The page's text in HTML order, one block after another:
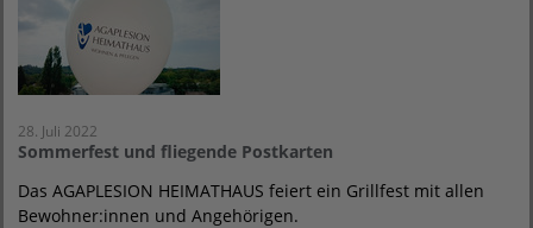
28. Juli 2022
Sommerfest und fliegende Postkarten
Das AGAPLESION HEIMATHAUS feiert ein Grillfest mit allen
Bewohner:innen und Angehörigen.